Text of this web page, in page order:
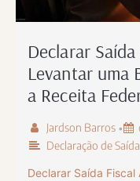
Declarar
Levantar uma
a Receita
Jardson Barros •
Declaração de Saída
Declarar Saída